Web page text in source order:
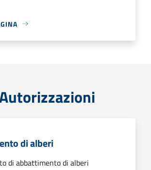
di alberi
di abbattimento di alberi